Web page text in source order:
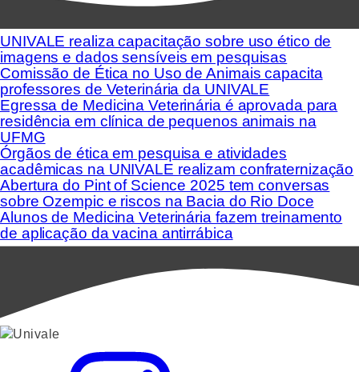
UNIVALE realiza capacitação sobre uso ético de
imagens e dados sensíveis em pesquisas
Comissão de Ética no Uso de Animais capacita
professores de Veterinária da UNIVALE
Egressa de Medicina Veterinária é aprovada para
residência em clínica de pequenos animais na
UFMG
Órgãos de ética em pesquisa e atividades
acadêmicas na UNIVALE realizam confraternização
Abertura do Pint of Science 2025 tem conversas
sobre Ozempic e riscos na Bacia do Rio Doce
Alunos de Medicina Veterinária fazem treinamento
de aplicação da vacina antirrábica